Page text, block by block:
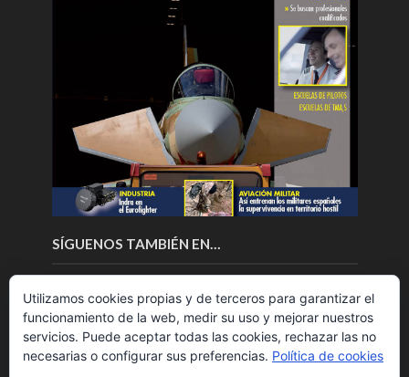
SÍGUENOS TAMBIÉN EN…
Utilizamos cookies propias y de terceros para garantizar el
funcionamiento de la web, medir su uso y mejorar nuestros
servicios. Puede aceptar todas las cookies, rechazar las no
necesarias o configurar sus preferencias. Política de cookies